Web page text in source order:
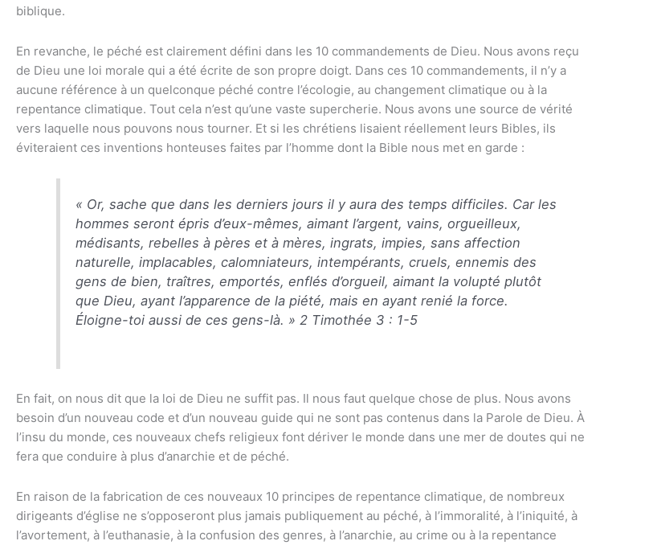
biblique.
En revanche, le péché est clairement défini dans les 10 commandements de Dieu. Nous avons reçu
de Dieu une loi morale qui a été écrite de son propre doigt. Dans ces 10 commandements, il n’y a
aucune référence à un quelconque péché contre l’écologie, au changement climatique ou à la
repentance climatique. Tout cela n’est qu’une vaste supercherie. Nous avons une source de vérité
vers laquelle nous pouvons nous tourner. Et si les chrétiens lisaient réellement leurs Bibles, ils
éviteraient ces inventions honteuses faites par l’homme dont la Bible nous met en garde :
« Or, sache que dans les derniers jours il y aura des temps difficiles. Car les
hommes seront épris d’eux-mêmes, aimant l’argent, vains, orgueilleux,
médisants, rebelles à pères et à mères, ingrats, impies, sans affection
naturelle, implacables, calomniateurs, intempérants, cruels, ennemis des
gens de bien, traîtres, emportés, enflés d’orgueil, aimant la volupté plutôt
que Dieu, ayant l’apparence de la piété, mais en ayant renié la force.
Éloigne-toi aussi de ces gens-là. » 2 Timothée 3 : 1-5
En fait, on nous dit que la loi de Dieu ne suffit pas. Il nous faut quelque chose de plus. Nous avons
besoin d’un nouveau code et d’un nouveau guide qui ne sont pas contenus dans la Parole de Dieu. À
l’insu du monde, ces nouveaux chefs religieux font dériver le monde dans une mer de doutes qui ne
fera que conduire à plus d’anarchie et de péché.
En raison de la fabrication de ces nouveaux 10 principes de repentance climatique, de nombreux
dirigeants d’église ne s’opposeront plus jamais publiquement au péché, à l’immoralité, à l’iniquité, à
l’avortement, à l’euthanasie, à la confusion des genres, à l’anarchie, au crime ou à la repentance